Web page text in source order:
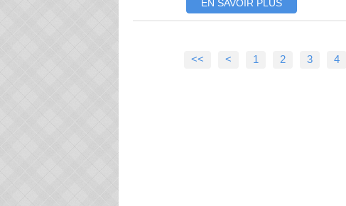
EN SAVOIR PLUS
<< < 1 2 3 4